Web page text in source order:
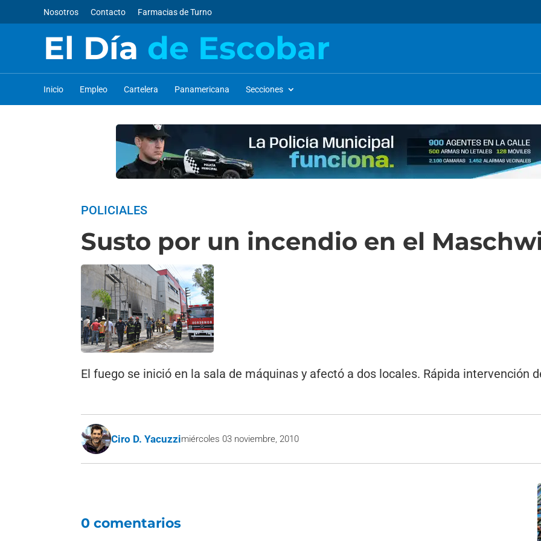
Nosotros Contacto Farmacias de Turno
El Día de Escobar
Inicio Empleo Cartelera Panamericana Secciones
POLICIALES
Susto por un incendio en el
El fuego se inició en la sala de máquinas y afectó a dos locales. Rápida intervención
Ciro D. Yacuzzimiércoles 03 noviembre, 2010
0 comentarios